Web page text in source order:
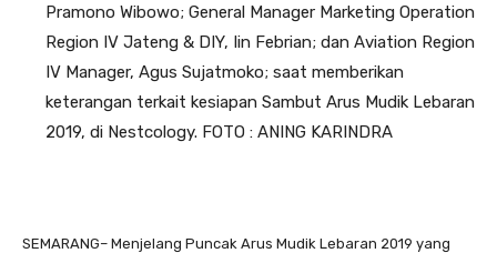
Pramono Wibowo; General Manager Marketing Operation
Region IV Jateng & DIY, Iin Febrian; dan Aviation Region
IV Manager, Agus Sujatmoko; saat memberikan
keterangan terkait kesiapan Sambut Arus Mudik Lebaran
2019, di Nestcology. FOTO : ANING KARINDRA
SEMARANG– Menjelang Puncak Arus Mudik Lebaran 2019 yang